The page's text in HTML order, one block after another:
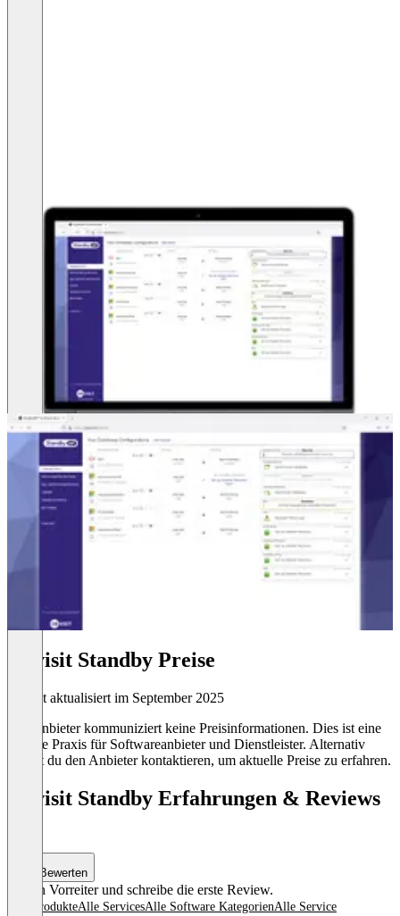
Dbvisit Standby Preise
Zuletzt aktualisiert im September 2025
Der Anbieter kommuniziert keine Preisinformationen. Dies ist eine
übliche Praxis für Softwareanbieter und Dienstleister. Alternativ
kannst du den Anbieter kontaktieren, um aktuelle Preise zu erfahren.
Dbvisit Standby Erfahrungen & Reviews
Bewerten
Sei ein Vorreiter und schreibe die erste Review.
Alle ProdukteAlle ServicesAlle Software KategorienAlle Service